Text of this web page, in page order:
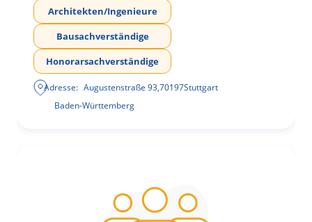
Architekten/Ingenieure
Bausachverständige
Honorarsachverständige
Adresse: Augustenstraße 93,70197Stuttgart
Baden-Württemberg